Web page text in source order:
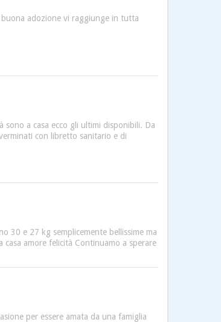
buona adozione vi raggiunge in tutta
a casa ecco gli ultimi disponibili. Da
con libretto sanitario e di
30 e 27 kg semplicemente bellissime ma
amore felicità Continuamo a sperare
per essere amata da una famiglia